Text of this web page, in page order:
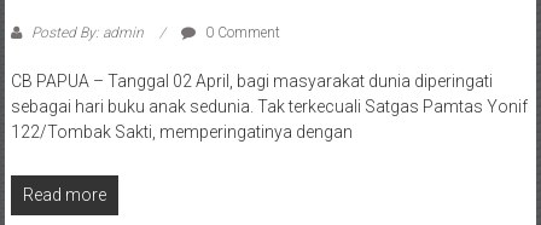
Posted By: admin 0 Comment
CB PAPUA – Tanggal 02 April, bagi masyarakat dunia diperingati
sebagai hari buku anak sedunia. Tak terkecuali Satgas Pamtas Yonif
122/Tombak Sakti, memperingatinya dengan
Read more